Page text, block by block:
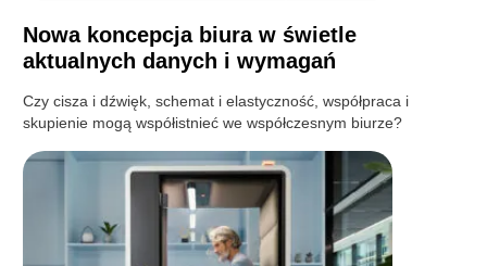
Nowa koncepcja biura w świetle
aktualnych danych i wymagań
Czy cisza i dźwięk, schemat i elastyczność, współpraca i
skupienie mogą współistnieć we współczesnym biurze?